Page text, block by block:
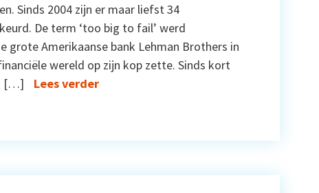
Sinds 2004 zijn er maar liefst 34
De term ‘too big to fail’ werd
grote Amerikaanse bank Lehman Brothers in
wereld op zijn kop zette. Sinds kort
[…]
Lees verder